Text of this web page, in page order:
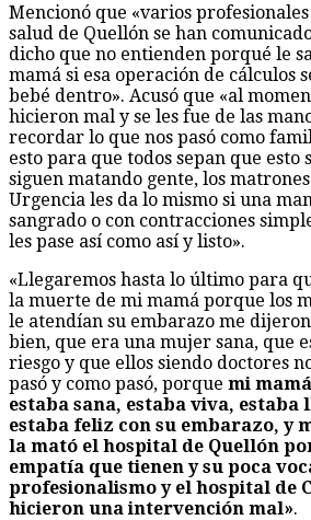
Mencionó que «varios
salud de Quellón se han
dicho que no entienden porqué le
mamá si esa operación de cálculos
bebé dentro». Acusó que «al
hicieron mal y se les fue de las
recordar lo que nos pasó como
esto para que todos sepan que esto
siguen matando gente, los
Urgencia les da lo mismo si una
sangrado o con contracciones
les pase así como así y listo».
«Llegaremos hasta lo último para
la muerte de mi mamá porque los
le atendían su embarazo me
bien, que era una mujer sana, que
riesgo y que ellos siendo doctores
pasó y como pasó, porque mi
estaba sana, estaba viva, estaba
estaba feliz con su embarazo, y
la mató el hospital de Quellón
empatía que tienen y su poca
profesionalismo y el hospital de
hicieron una intervención mal».